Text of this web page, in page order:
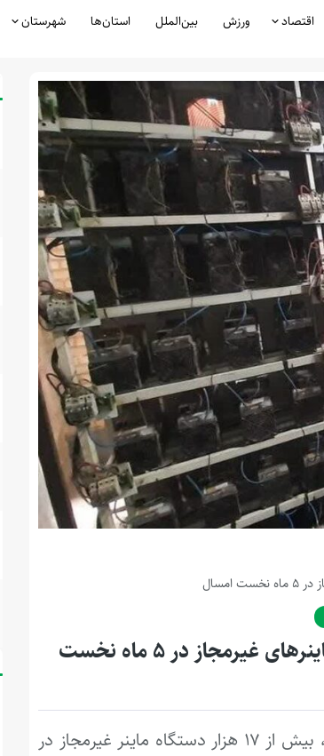
اقتصاد ورزش بین‌الملل استان‌ها شهرستان
معاون انتقال و تجارت خارجی توانیر:۵ برابر شدن کشف ماینرهای غیرمجاز در ۵ ماه نخست
معاون انتقال و تجارت خارجی توانیر گفت: در پنج‌ ماه نخست امسال، بیش از ۱۷ هزار دستگاه ماینر غیرمجاز در